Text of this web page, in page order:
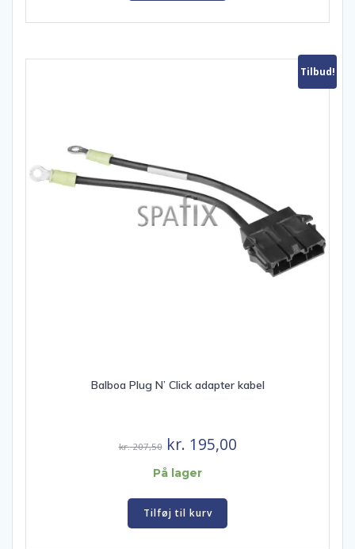
Tilbud!
Balboa Plug N’ Click adapter kabel
kr.207,50 Den
oprindelige
var:
kr. 207,50.
kr. 195,00Den
På lager
Tilføj til kurv